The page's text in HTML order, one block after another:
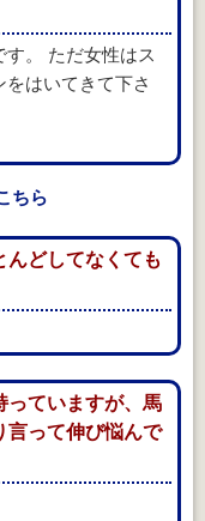
。 ただ女性はス
はいてきて下さ
ちら
んどしてなくても
っていますが、馬
言って伸び悩んで